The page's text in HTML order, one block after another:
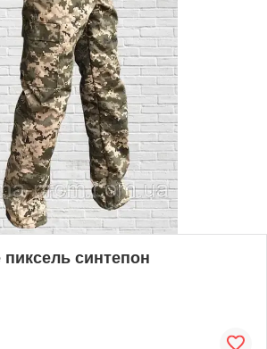
синтепон